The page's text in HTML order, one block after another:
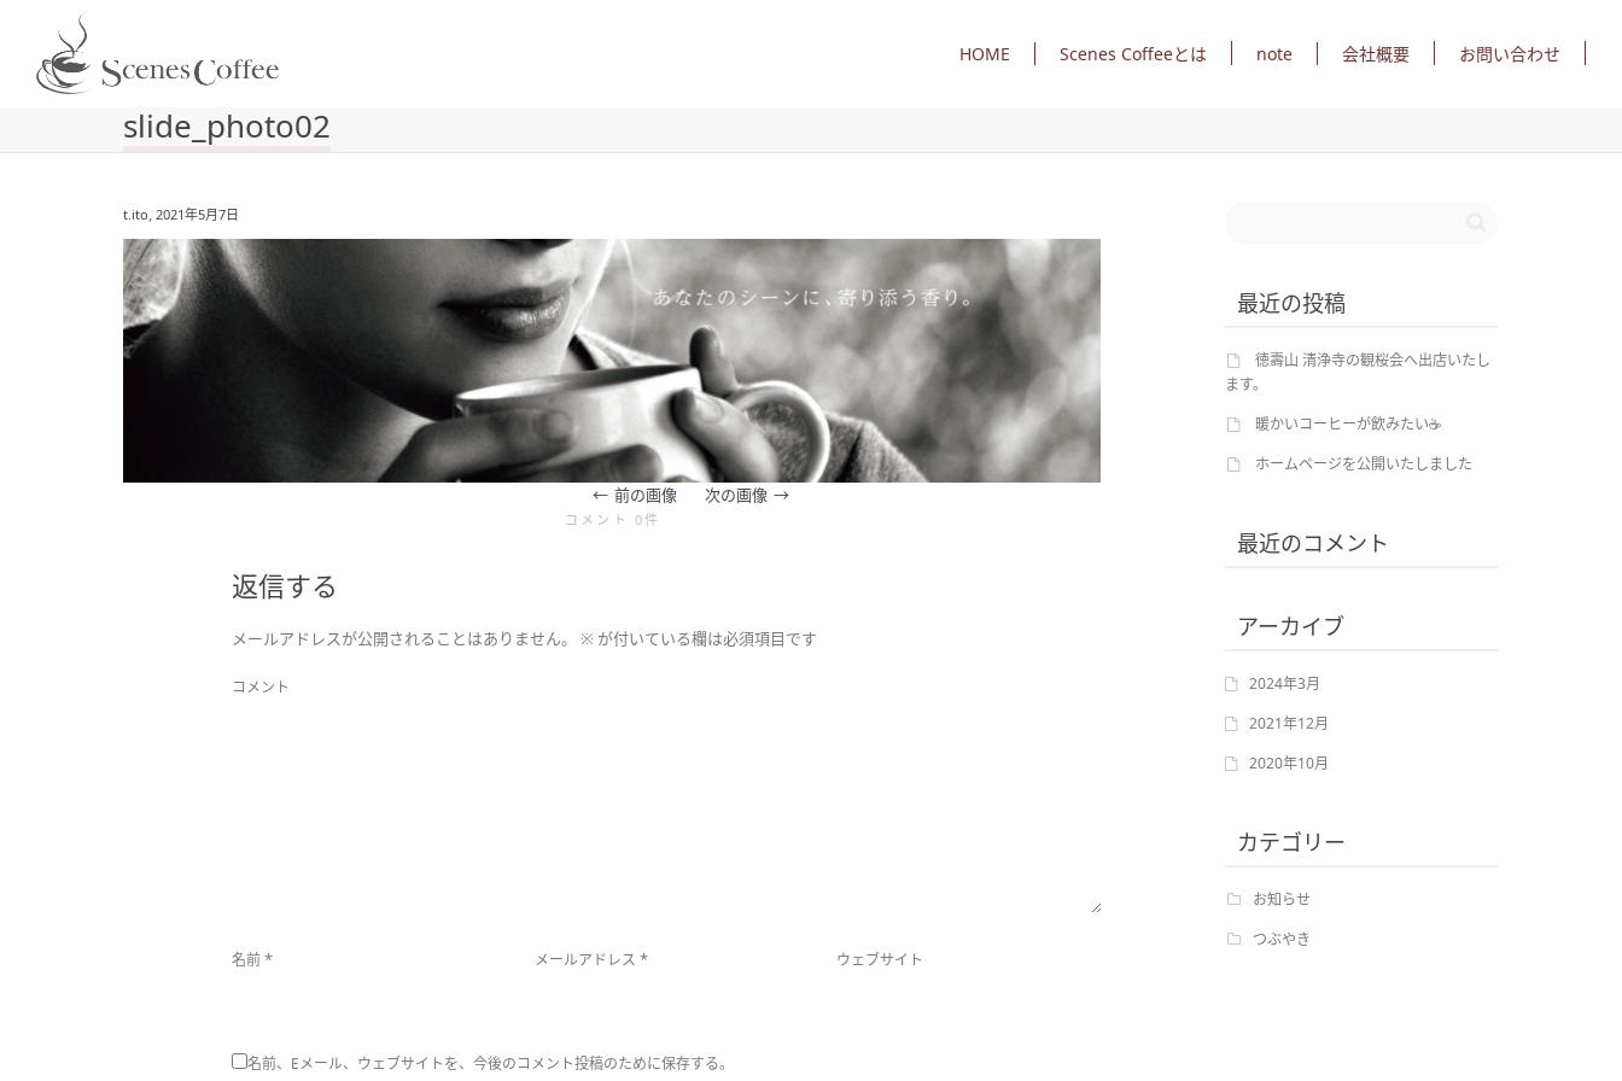
HOME Scenes Coffeeとは note 会社概要 お問い合わせ
slide_photo02
t.ito, 2021年5月7日
前の画像 次の画像
コメント 0件
返信する
メールアドレスが公開されることはありません。 ※ が付いている欄は必須項目です
コメント
名前* メールアドレス * ウェブサイト
名前、Eメール、ウェブサイトを、今後のコメント投稿のために保存する。
最近の投稿
徳壽山 清浄寺の観桜会へ出店いたし
ます。
暖かいコーヒーが飲みたい☕
ホームページを公開いたしました
最近のコメント
アーカイブ
2024年3月
2021年12月
2020年10月
カテゴリー
お知らせ
つぶやき